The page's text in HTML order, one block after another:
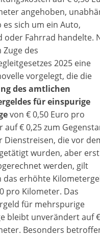
angehoben,
es sich um ein Auto,
oder Fahrrad handelte.
des
2025 eine
vorgelegt, die die
des amtlichen
für einspurige
von € 0,50 Euro pro
auf € 0,25 zum
Dienstreisen, die vor
wurden, aber erst
werden, gilt
das erhöhte
pro Kilometer. Das
für mehrspurige
bleibt unverändert auf
Besonders